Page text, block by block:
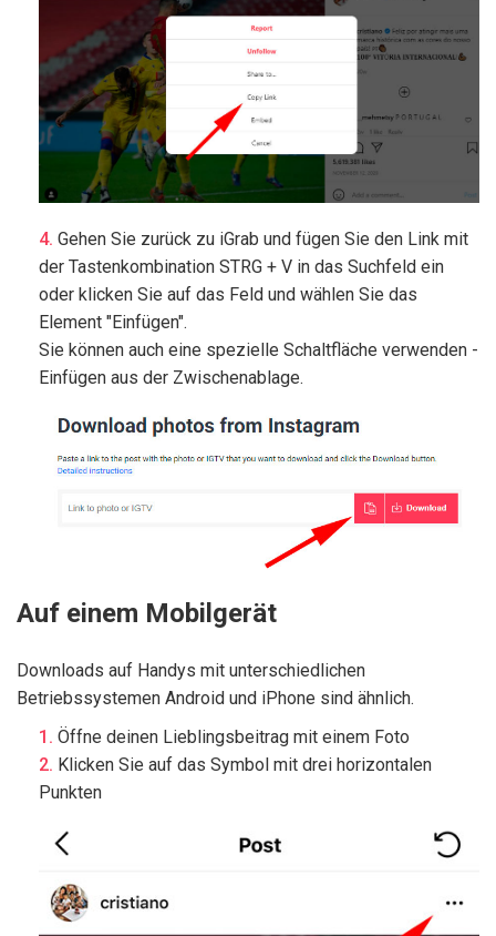
Gehen Sie zurück zu iGrab und fügen Sie den Link mit
der Tastenkombination STRG + V in das Suchfeld ein
oder klicken Sie auf das Feld und wählen Sie das
Element "Einfügen".
Sie können auch eine spezielle Schaltfläche verwenden -
Einfügen aus der Zwischenablage.
Auf einem Mobilgerät
Downloads auf Handys mit unterschiedlichen
Betriebssystemen Android und iPhone sind ähnlich.
Öffne deinen Lieblingsbeitrag mit einem Foto
Klicken Sie auf das Symbol mit drei horizontalen
Punkten